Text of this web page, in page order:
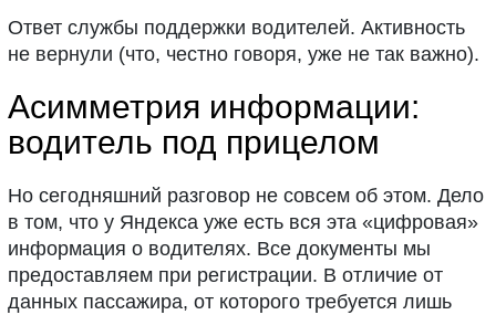
Ответ службы поддержки водителей. Активность
не вернули (что, честно говоря, уже не так важно).
Асимметрия информации:
водитель под прицелом
Но сегодняшний разговор не совсем об этом. Дело
в том, что у Яндекса уже есть вся эта «цифровая»
информация о водителях. Все документы мы
предоставляем при регистрации. В отличие от
данных пассажира, от которого требуется лишь